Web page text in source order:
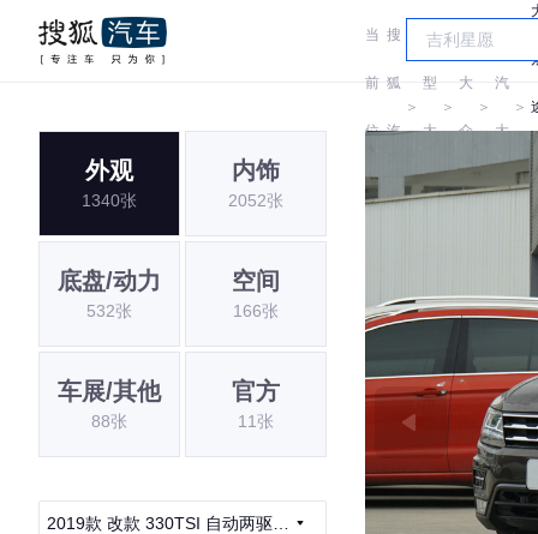
当
前
位
置:
搜
狐
汽
＞
车
型
大
全
＞
大
众
＞
汽
大
＞
外观
1340张
内饰
2052张
底盘/动力
532张
空间
166张
车展/其他
88张
官方
11张
2019款 改款 330TSI 自动两驱智